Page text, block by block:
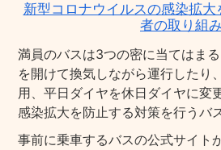
新型コロナウイルスの感染拡
者の取り組み
満員のバスは3つの密に当てはま
を開けて換気しながら運行したり
用、平日ダイヤを休日ダイヤに変
感染拡大を防止する対策を行うバ
事前に乗車するバスの公式サイト